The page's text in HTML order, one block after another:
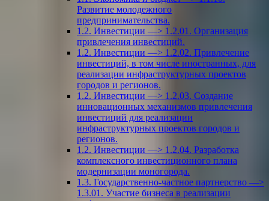
Развитие молодежного
предпринимательства.
1.2. Инвестиции —> 1.2.01. Организация
привлечения инвестиций.
1.2. Инвестиции —> 1.2.02. Привлечение
инвестиций, в том числе иностранных, для
реализации инфраструктурных проектов
городов и регионов.
1.2. Инвестиции —> 1.2.03. Создание
инновационных механизмов привлечения
инвестиций для реализации
инфраструктурных проектов городов и
регионов.
1.2. Инвестиции —> 1.2.04. Разработка
комплексного инвестиционного плана
модернизации моногорода.
1.3. Государственно-частное партнерство —>
1.3.01. Участие бизнеса в реализации